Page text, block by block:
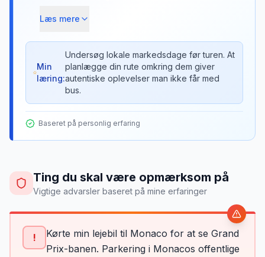
frisk brød, ost og vin, og havde picnic i
lavendelmarkerne. Markederne var
autentiske og lokale - ikke turistfælder. En
bil gav os friheden til denne unikke
oplevelse.
Læs mere
Min
læring:
Undersøg lokale markedsdage før turen. At
planlægge din rute omkring dem giver
autentiske oplevelser man ikke får med
bus.
Baseret på personlig erfaring
Ting du skal være opmærksom på
Vigtige advarsler baseret på mine erfaringer
!
Kørte min lejebil til Monaco for at se Grand
Prix-banen. Parkering i Monacos offentlige